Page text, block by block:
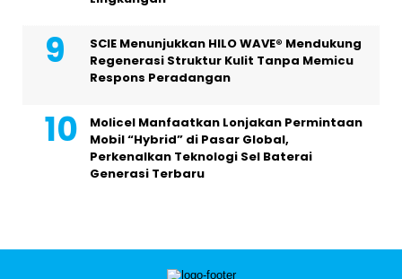
SCIE Menunjukkan HILO WAVE® Mendukung
Regenerasi Struktur Kulit Tanpa Memicu
Respons Peradangan
Molicel Manfaatkan Lonjakan Permintaan
Mobil “Hybrid” di Pasar Global,
Perkenalkan Teknologi Sel Baterai
Generasi Terbaru